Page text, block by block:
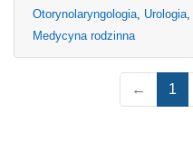
Otorynolaryngologia, Urologia,
Medycyna rodzinna
← 1